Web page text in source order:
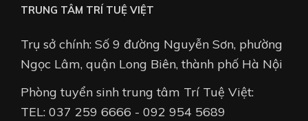
TRUNG TÂM TRÍ TUỆ VIỆT
Trụ sở chính: Số 9 đường Nguyễn Sơn, phường
Ngọc Lâm, quận Long Biên, thành phố Hà Nội
Phòng tuyển sinh trung tâm Trí Tuệ Việt:
TEL: 037 259 6666 - 092 954 5689